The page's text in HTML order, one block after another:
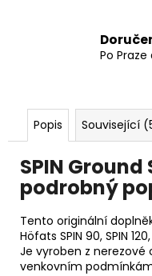
Po
Popis Související
SPIN Ground
podrobný
Tento originální
Höfats SPIN 90, SPIN
Je vyroben z nerezové
venkovním